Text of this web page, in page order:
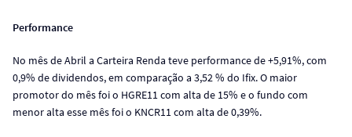
Performance
No mês de Abril a Carteira Renda teve performance de +5,91%, com
0,9% de dividendos, em comparação a 3,52 % do Ifix. O maior
promotor do mês foi o HGRE11 com alta de 15% e o fundo com
menor alta esse mês foi o KNCR11 com alta de 0,39%.